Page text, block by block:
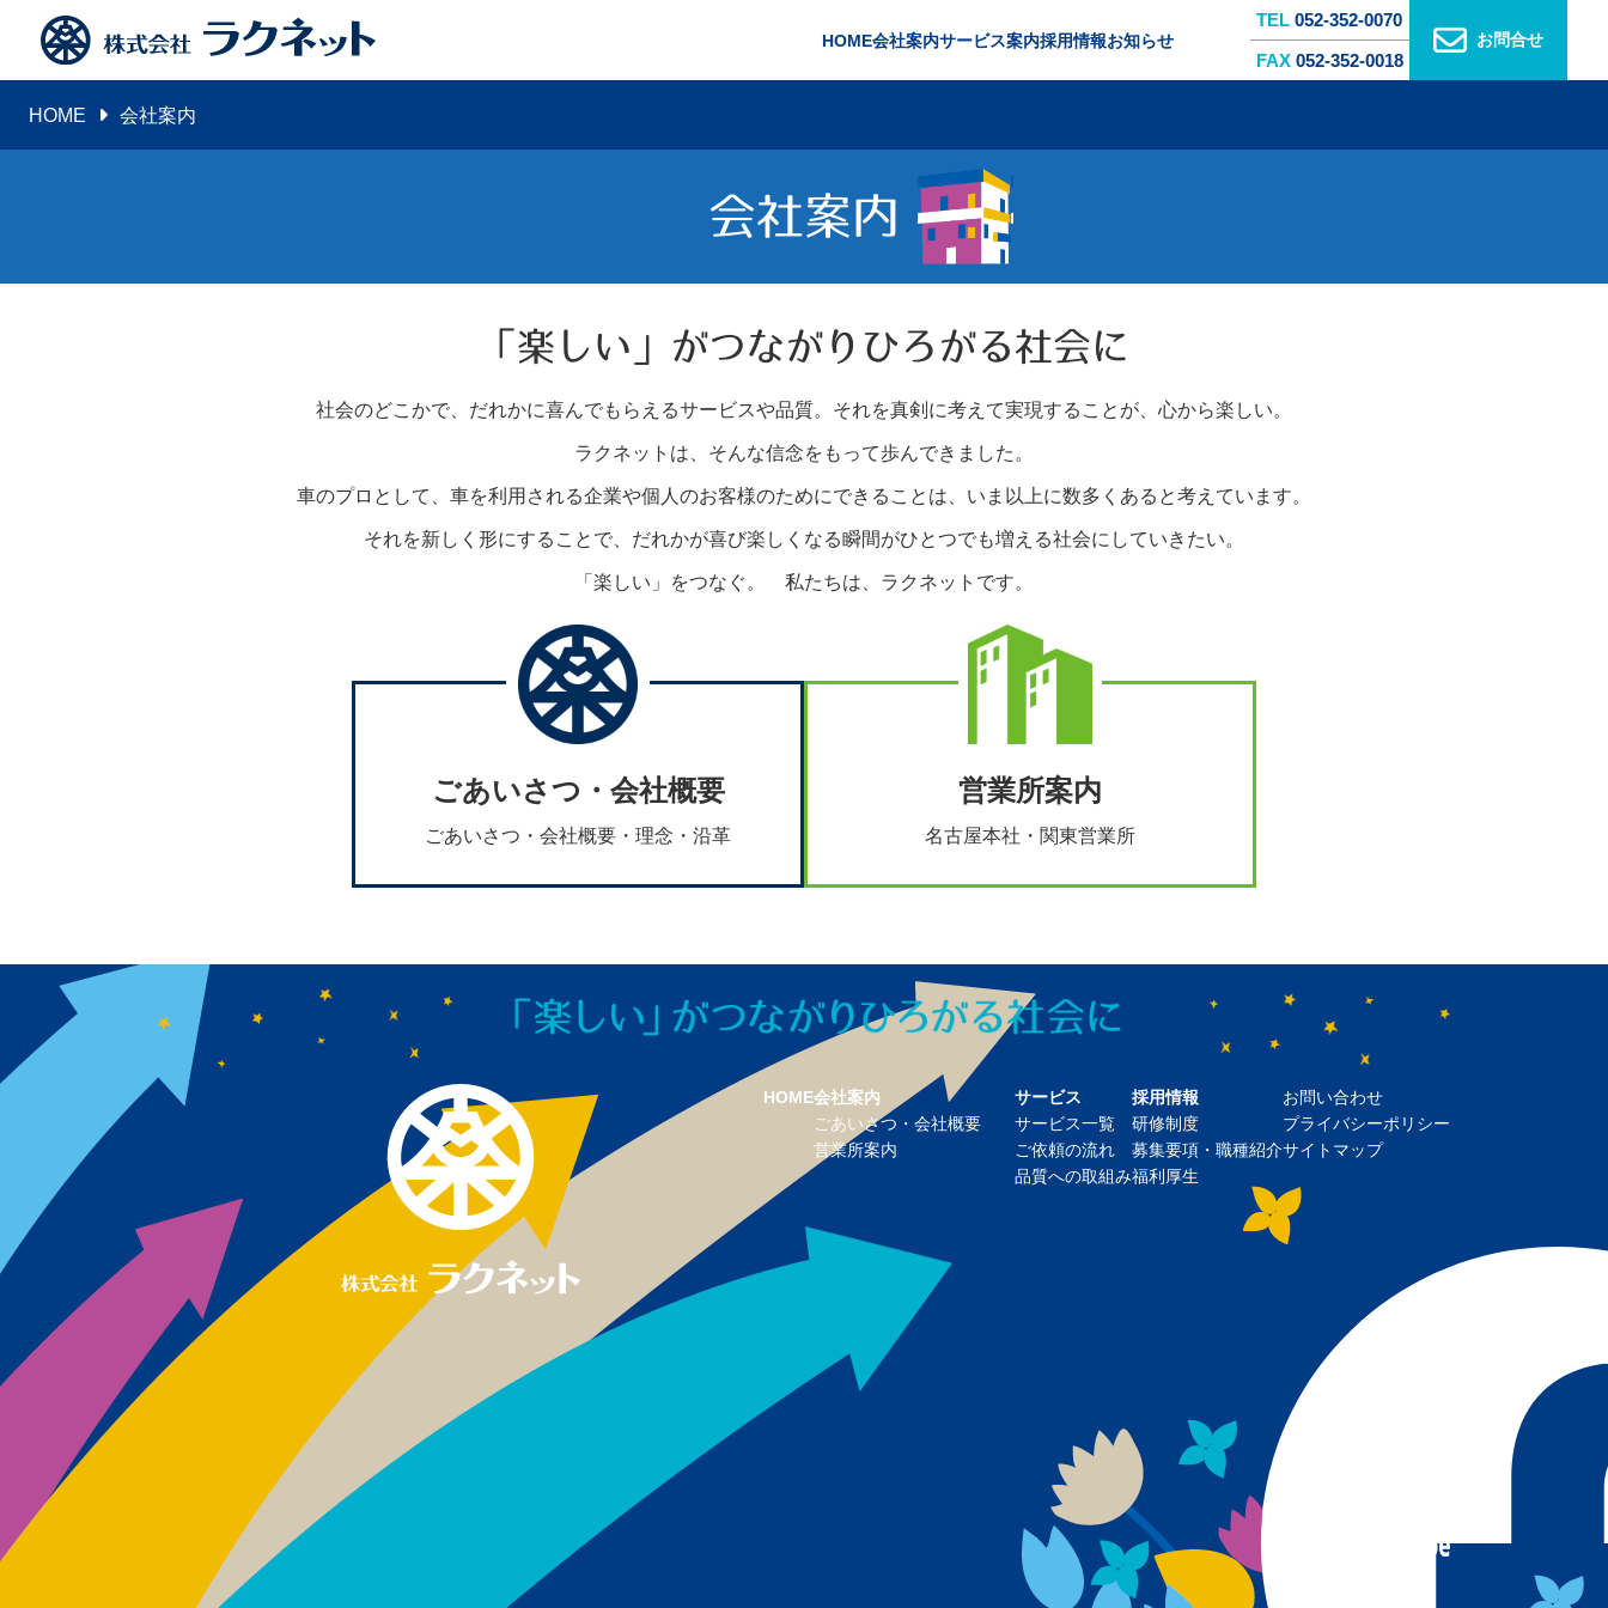
HOME会社案内サービス案内採用情報お知らせ
TEL 052-352-0070
FAX 052-352-0018
お問合せ
HOME 会社案内
会社案内
「楽しい」がつながりひろがる社会に
社会のどこかで、だれかに喜んでもらえるサービスや品質。それを真剣に考えて実現することが、心から楽しい。
ラクネットは、そんな信念をもって歩んできました。
車のプロとして、車を利用される企業や個人のお客様のためにできることは、いま以上に数多くあると考えています。
それを新しく形にすることで、だれかが喜び楽しくなる瞬間がひとつでも増える社会にしていきたい。
「楽しい」をつなぐ。 私たちは、ラクネットです。
ごあいさつ・会社概要
ごあいさつ・会社概要・理念・沿革
営業所案内
名古屋本社・関東営業所
HOME会社案内
ごあいさつ・会社概要
営業所案内
サービス
サービス一覧
ご依頼の流れ
品質への取組み
採用情報
研修制度
募集要項・職種紹介
福利厚生
お問い合わせ
プライバシーポリシー
サイトマップ